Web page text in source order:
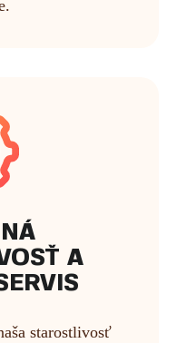
A
starostlivosť